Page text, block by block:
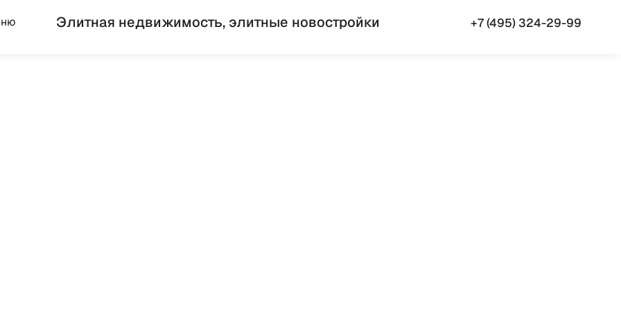
Элитная недвижимость, элитные новостройки +7 (495) 324-29-99